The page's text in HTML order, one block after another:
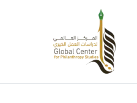
المحتوى